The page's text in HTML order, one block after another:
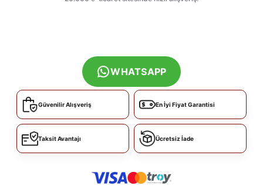
WHATSAPP
Güvenilir Alışveriş En İyi Fiyat Garantisi
Taksit Avantajı Ücretsiz İade